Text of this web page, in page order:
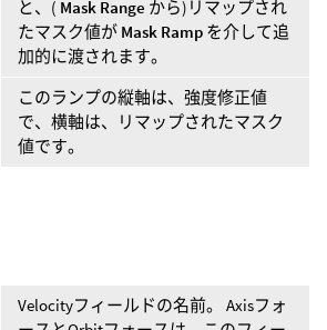
と、( Mask Range から)リマップされ
たマスク値が Mask Ramp を介して追
加的に渡されます。
このランプの縦軸は、強度修正値
で、横軸は、リマップされたマスク
値です。
Velocityフィールドの名前。 Axisフォ